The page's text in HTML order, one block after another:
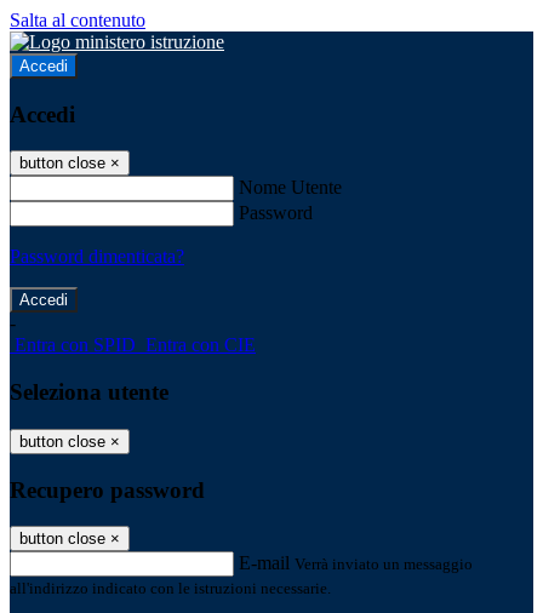
Salta al contenuto
Accedi
Accedi
button close ×
Nome Utente
Password
Password dimenticata?
-
Entra con SPID Entra con CIE
Seleziona utente
button close ×
Recupero password
button close ×
E-mail Verrà inviato un messaggio
all'indirizzo indicato con le istruzioni necessarie.